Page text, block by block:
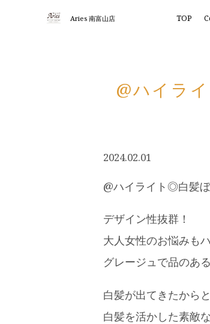
Aries 南富山店 TOP
@ハイラ
2024.02.01
@ハイライト◎白髪
デザイン性抜群！
大人女性のお悩みも
グレージュで品のあ
白髪が出てきたから
白髪を活かした素敵